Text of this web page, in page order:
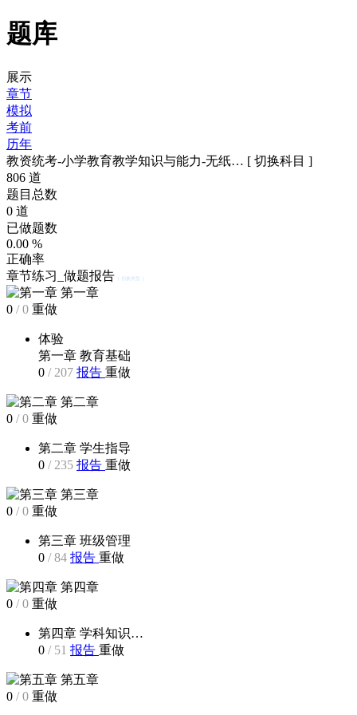
题库
展示
章节
模拟
考前
历年
教资统考-小学教育教学知识与能力-无纸… [ 切换科目 ]
806 道
题目总数
0 道
已做题数
0.00 %
正确率
章节练习_做题报告
[ 切换类型 ]
第一章
0 /0 重做
体验
第一章 教育基础
0 / 207 报告 重做
第二章
0 /0 重做
第二章 学生指导
0 / 235 报告 重做
第三章
0 /0 重做
第三章 班级管理
0 /84 报告 重做
第四章
0 /0 重做
第四章 学科知识…
0 / 51 报告 重做
第五章
0 /0 重做